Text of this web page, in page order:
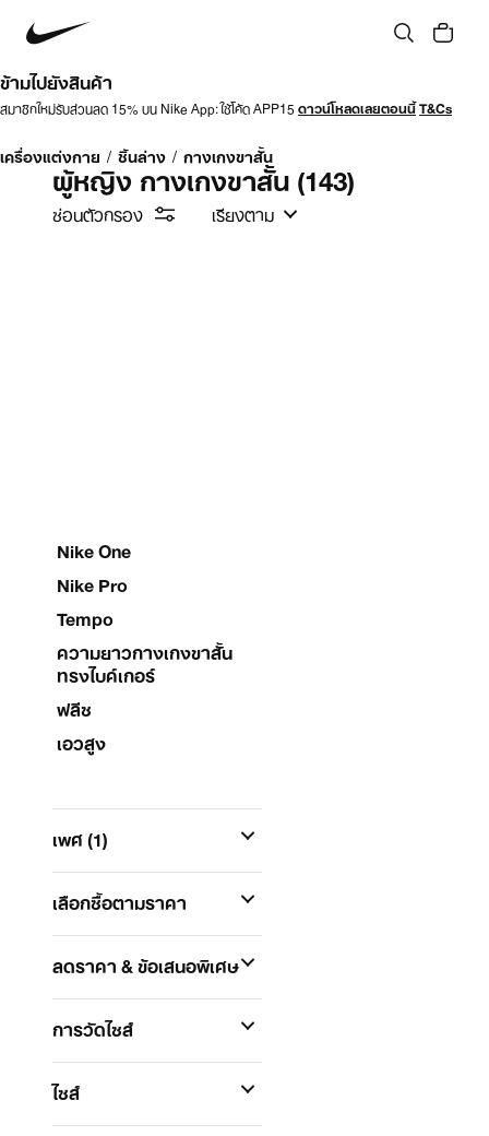
ข้ามไปยังสินค้า
สมาชิกใหม่รับส่วนลด 15% บน Nike App: ใช้โค้ด APP15ดาวน์โหลดเลยตอนนี้T&Cs
เครื่องแต่งกาย / ชิ้นล่าง / กางเกงขาสั้น
ผู้หญิง กางเกงขาสั้น(143)
ซ่อนตัวกรอง เรียงตาม
Nike One
Nike Pro
Tempo
ความยาวกางเกงขาสั้น
ทรงไบค์เกอร์
ฟลีซ
เอวสูง
เพศ(1)
เลือกซื้อตามราคา
ลดราคา & ข้อเสนอพิเศษ
การวัดไซส์
ไซส์